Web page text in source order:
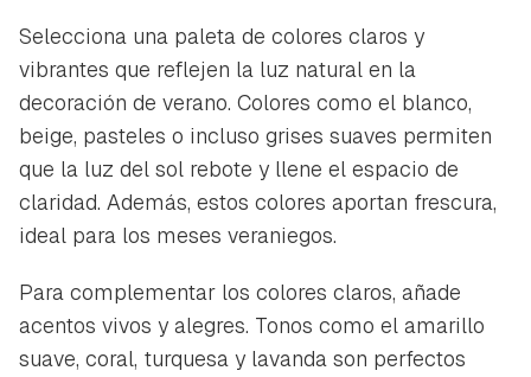
Selecciona una paleta de colores claros y
vibrantes que reflejen la luz natural en la
decoración de verano. Colores como el blanco,
beige, pasteles o incluso grises suaves permiten
que la luz del sol rebote y llene el espacio de
claridad. Además, estos colores aportan frescura,
ideal para los meses veraniegos.
Para complementar los colores claros, añade
acentos vivos y alegres. Tonos como el amarillo
suave, coral, turquesa y lavanda son perfectos